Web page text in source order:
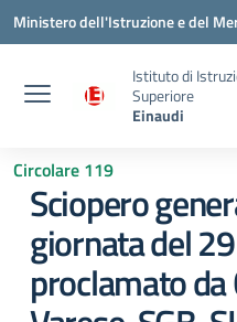
Vai ai contenuti
Vai al menu di navigazione
Vai al footer
Ministero dell'Istruzione e del
Istituto di
Superiore
Einaudi
Circolare 119
Sciopero
giornata del
proclamato da